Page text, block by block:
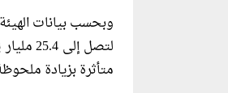
وبحسب بيانات
متأثرة بزيادة